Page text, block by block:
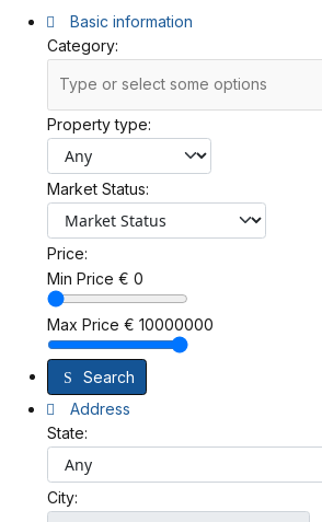
Basic information
Category:
Property type:
Market Status:
Price:
Min Price € 0
Max Price € 10000000
Search
Address
State:
City: